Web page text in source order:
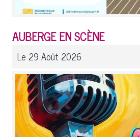
AUBERGE EN SCÈNE
Le 29 Août 2026